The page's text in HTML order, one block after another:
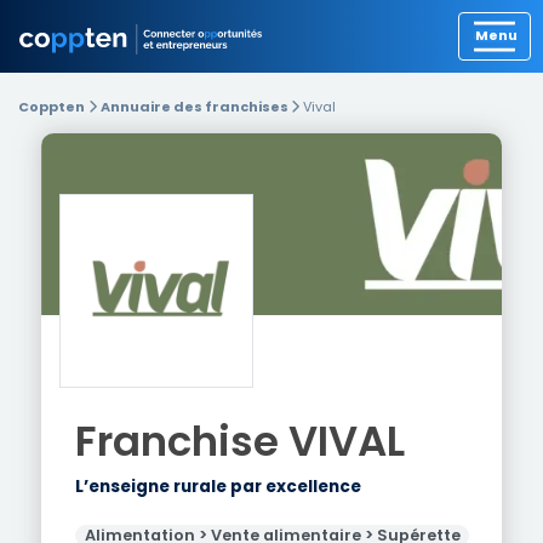
Précédent
Coppten Annuaire des franchises Vival
FranchiseVIVAL
L’enseigne rurale par excellence
Alimentation > Vente alimentaire > Supérette